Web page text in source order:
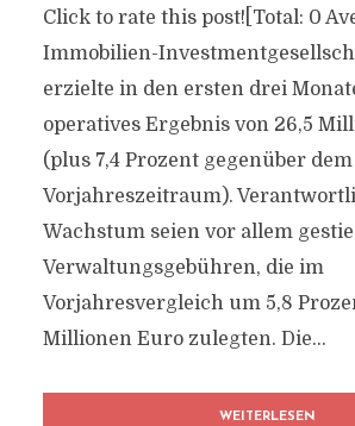
Click to rate this post![Total: 0
Immobilien-
erzielte in den ersten drei
operatives Ergebnis von 26,5
(plus 7,4 Prozent gegenüber dem
Vorjahreszeitraum).
Wachstum seien vor allem
Verwaltungsgebühren, die im
Vorjahresvergleich um 5,8
Millionen Euro zulegten. Die...
WEITERLESEN